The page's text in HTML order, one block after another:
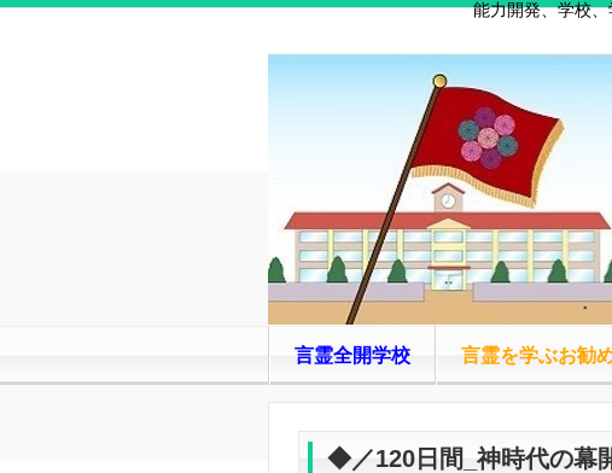
能力開発、学校
言霊全開学校 言霊を学ぶお勧
◆／120日間_神時代の幕